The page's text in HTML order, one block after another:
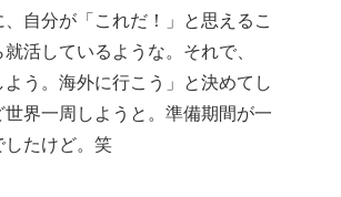
自分が「これだ！」と思えるこ
活しているような。それで、
う。海外に行こう」と決めてし
界一周しようと。準備期間が一
たけど。笑